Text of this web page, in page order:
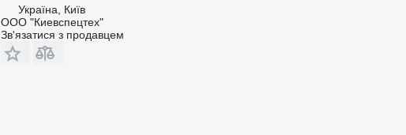
Україна, Київ
ООО "Киевспецтех"
Зв'язатися з продавцем